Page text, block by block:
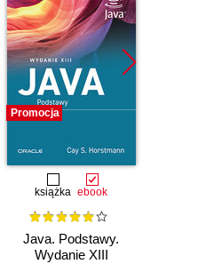
Promocja
książka ebook
Java. Podstawy.
Wydanie XIII